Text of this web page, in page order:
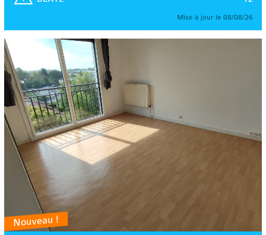
Mise à jour le 08/08/26
Nouveau !